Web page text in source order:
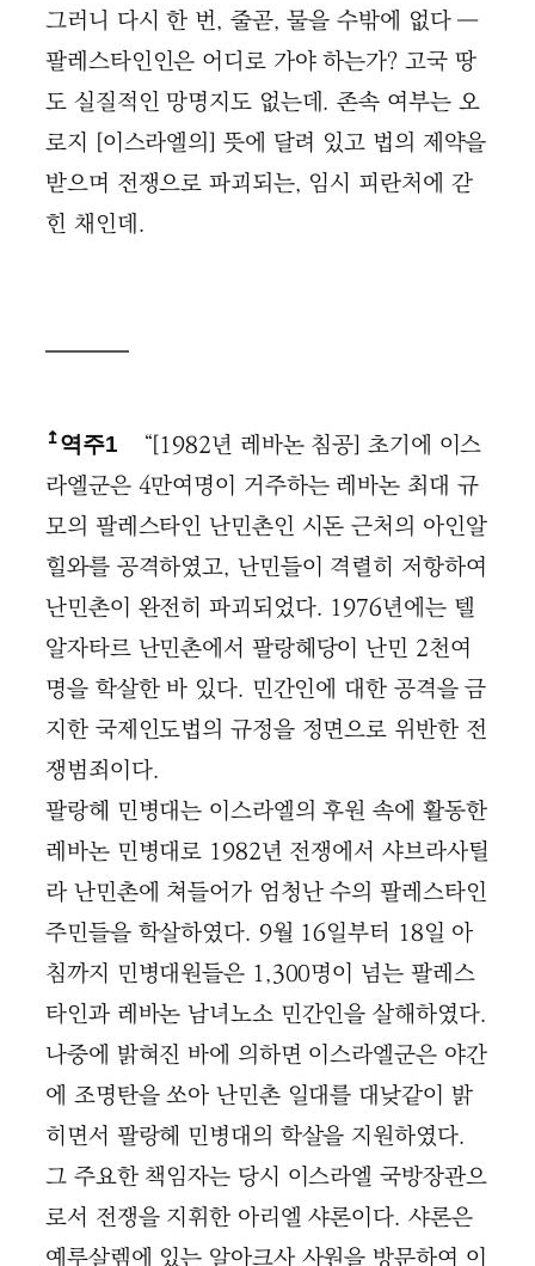
그러니 다시 한 번, 줄곧, 물을 수밖에 없다 ―
팔레스타인인은 어디로 가야 하는가? 고국 땅
도 실질적인 망명지도 없는데. 존속 여부는 오
로지 [이스라엘의] 뜻에 달려 있고 법의 제약을
받으며 전쟁으로 파괴되는, 임시 피란처에 갇
힌 채인데.
↥역주1
“[1982년 레바논 침공] 초기에 이스
라엘군은 4만여명이 거주하는 레바논 최대 규
모의 팔레스타인 난민촌인 시돈 근처의 아인알
힐와를 공격하였고, 난민들이 격렬히 저항하여
난민촌이 완전히 파괴되었다. 1976년에는 텔
알자타르 난민촌에서 팔랑헤당이 난민 2천여
명을 학살한 바 있다. 민간인에 대한 공격을 금
지한 국제인도법의 규정을 정면으로 위반한 전
쟁범죄이다.
팔랑헤 민병대는 이스라엘의 후원 속에 활동한
레바논 민병대로 1982년 전쟁에서 샤브라사틸
라 난민촌에 쳐들어가 엄청난 수의 팔레스타인
주민들을 학살하였다. 9월 16일부터 18일 아
침까지 민병대원들은 1,300명이 넘는 팔레스
타인과 레바논 남녀노소 민간인을 살해하였다.
나중에 밝혀진 바에 의하면 이스라엘군은 야간
에 조명탄을 쏘아 난민촌 일대를 대낮같이 밝
히면서 팔랑헤 민병대의 학살을 지원하였다.
그 주요한 책임자는 당시 이스라엘 국방장관으
로서 전쟁을 지휘한 아리엘 샤론이다. 샤론은
예루살렘에 있는 알아크사 사원을 방문하여 이